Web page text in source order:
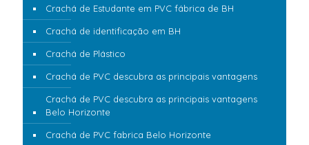
Crachá de Estudante em PVC fábrica de BH
Crachá de identificação em BH
Crachá de Plástico
Crachá de PVC descubra as principais vantagens
Crachá de PVC descubra as principais vantagens
Belo Horizonte
Crachá de PVC fabrica Belo Horizonte